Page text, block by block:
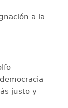
a la
justo y